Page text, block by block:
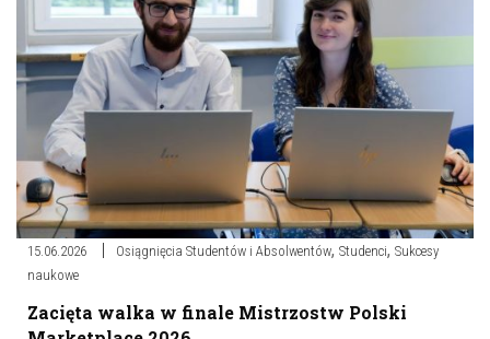
15.06.2026 Osiągnięcia Studentów i Absolwentów, Studenci, Sukcesy
naukowe
Zacięta walka w finale Mistrzostw Polski